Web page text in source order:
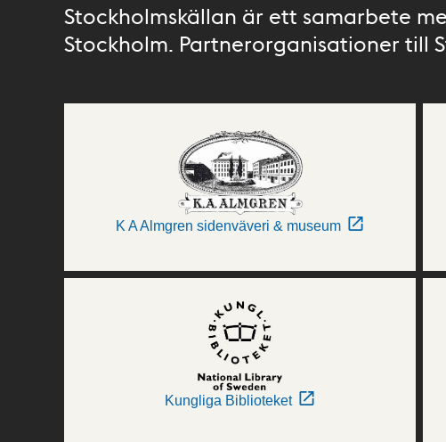
Stockholmskällan är ett samarbete
Stockholm. Partnerorganisationer till
K A Almgren sidenväveri & museum
Kungliga Biblioteket